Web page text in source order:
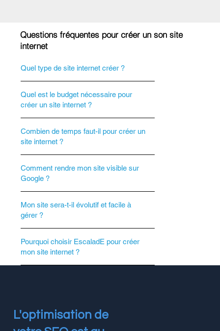
Questions fréquentes pour créer un son site
internet
Quel type de site internet créer ?
Quel est le budget nécessaire pour
créer un site internet ?
Combien de temps faut-il pour créer un
site internet ?
Comment rendre mon site visible sur
Google ?
Mon site sera-t-il évolutif et facile à
gérer ?
Pourquoi choisir EscaladE pour créer
mon site internet ?
L'optimisation de